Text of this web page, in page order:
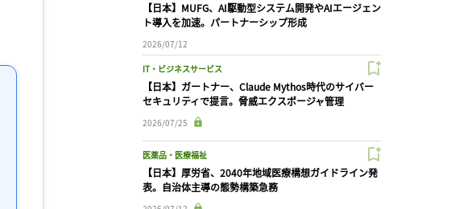
【日本】MUFG、AI駆動型システム開発やAIエージェン
ト導入を加速。パートナーシップ形成
2026/07/12
IT・ビジネスサービス
【日本】ガートナー、Claude Mythos時代のサイバー
セキュリティで提言。脅威エクスポージャ管理
2026/07/25
医薬品・医療福祉
【日本】厚労省、2040年地域医療構想ガイドライン発
表。自治体主導の態勢構築急務